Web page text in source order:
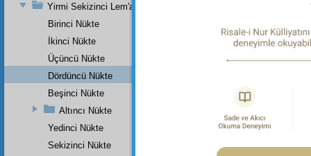
Dipnot-1
"Biz
Hadîd
Yirmi Sekizinci Lem'a
Birinci Nükte
İkinci Nükte
Üçüncü Nükte
Dördüncü Nükte
Beşinci Nükte
Altıncı Nükte
Yedinci Nükte
Sekizinci Nükte